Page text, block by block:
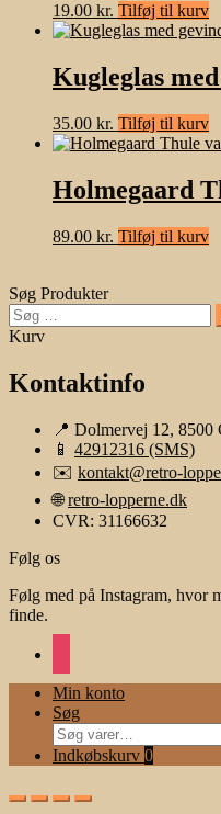
19.00 kr. Tilføj til kurv
Kugleglas
35.00 kr. Tilføj til kurv
Holmegaard
89.00 kr. Tilføj til kurv
Søg Produkter
Søg
efter:
Kurv
Kontaktinfo
📍 Dolmervej 12, 8500
📱 42912316 (SMS)
✉️ kontakt@retro-
🌐retro-lopperne.dk
CVR: 31166632
Følg os
Følg med på Instagram, hvor
finde.
Min konto
Søg
Søg
efter:
Indkøbskurv 0